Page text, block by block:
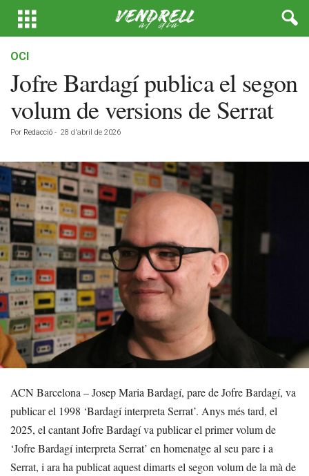
OCI
Jofre Bardagí publica el segon
volum de versions de Serrat
Por Redacció - 28 d'abril de 2026
ACN Barcelona – Josep Maria Bardagí, pare de Jofre Bardagí, va
publicar el 1998 ‘Bardagí interpreta Serrat’. Anys més tard, el
2025, el cantant Jofre Bardagí va publicar el primer volum de
‘Jofre Bardagí interpreta Serrat’ en homenatge al seu pare i a
Serrat, i ara ha publicat aquest dimarts el segon volum de la mà de